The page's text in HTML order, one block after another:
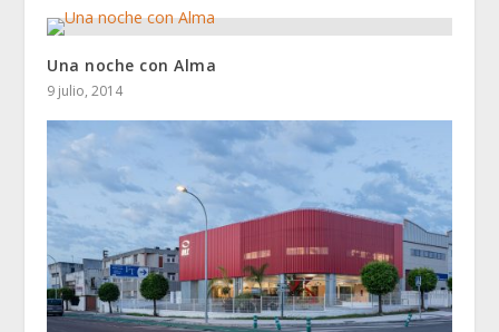
Una noche con Alma
9 julio, 2014